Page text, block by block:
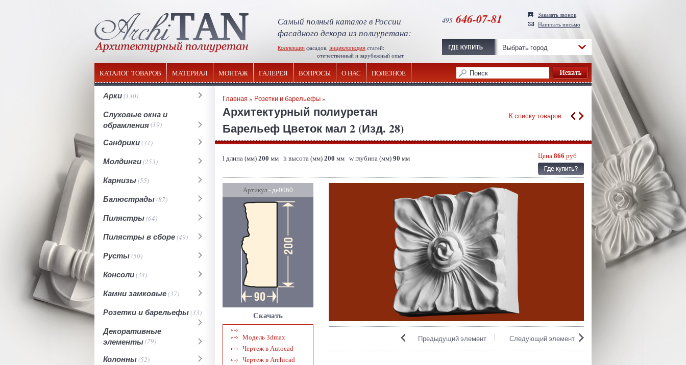
Самый полный каталог в России
фасадного декора из полиуретана:
Коллекция фасадов, энциклопедия статей:
отечественный и зарубежный опыт
495 646-07-81
Заказать звонок
Написать письмо
Выбрать город
КАТАЛОГ ТОВАРОВ МАТЕРИАЛ МОНТАЖ ГАЛЕРЕЯ ВОПРОСЫ О НАС ПОЛЕЗНОЕ
Арки(130)
Слуховые окна и
обрамления(19)
Сандрики(31)
Молдинги(253)
Карнизы(55)
Балюстрады(87)
Пилястры(64)
Пилястры в сборе(49)
Русты(50)
Консоли(34)
Камни замковые(37)
Розетки и барельефы(33)
Декоративные
элементы(79)
Колонны(52)
Главная» Розетки и барельефы»
Архитектурный полиуретан
Барельеф Цветок мал 2 (Изд. 28)
К списку товаров
l длина (мм) 200 мм h высота (мм) 200 мм w глубина (мм) 90 мм Цена 866 руб
Артикул - де0060
Скачать
Модель 3dmax
Чертеж в Autocad
Чертеж в Archicad
Следующий элемент
Предыдущий элемент